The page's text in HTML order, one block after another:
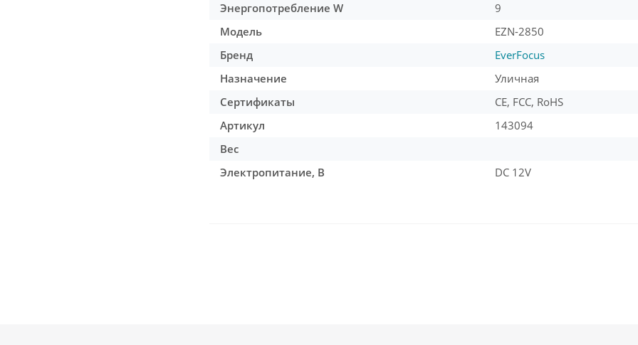
Энергопотребление W
9
Модель
EZN-2850
Бренд
EverFocus
Назначение
Уличная
Сертификаты
CE, FCC, RoHS
Артикул
143094
Вес
Электропитание, В
DC 12V